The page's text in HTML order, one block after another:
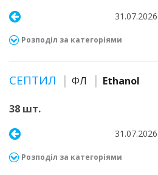
31.07.2026
Розподіл за категоріями
СЕПТИЛ ФЛ Ethanol
38 шт.
31.07.2026
Розподіл за категоріями